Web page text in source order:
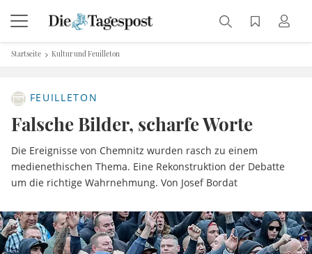
Startseite Kultur und Feuilleton
FEUILLETON
Falsche Bilder, scharfe Worte
Die Ereignisse von Chemnitz wurden rasch zu einem
medienethischen Thema. Eine Rekonstruktion der Debatte
um die richtige Wahrnehmung. Von Josef Bordat